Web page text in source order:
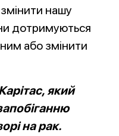
нашу
дотримуються
або змінити
який
на рак.